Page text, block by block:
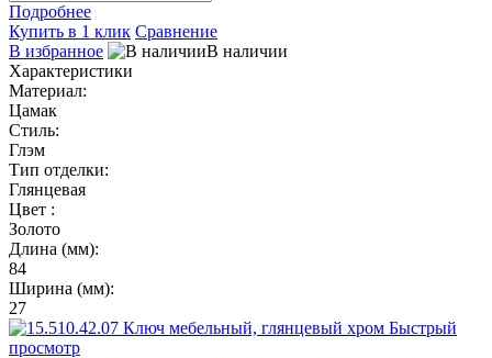
Подробнее
Купить в 1 клик Сравнение
В избранное
В наличии
Характеристики
Материал:
Цамак
Стиль:
Глэм
Тип отделки:
Глянцевая
Цвет :
Золото
Длина (мм):
84
Ширина (мм):
27
Быстрый
просмотр